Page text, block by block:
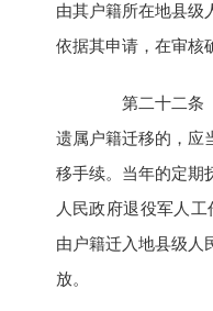
由其户籍所在地县级
依据其申请，在审核
第二十二条
遗属户籍迁移的，应
移手续。当年的定期
人民政府退役军人
由户籍迁入地县级人
放。